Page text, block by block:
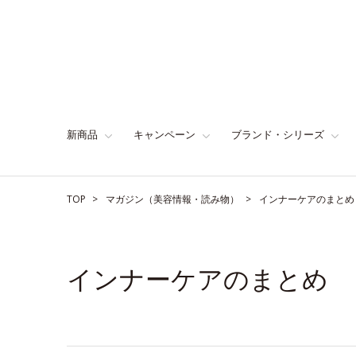
新商品 キャンペーン ブランド・シリーズ
TOP マガジン（美容情報・読み物） インナーケアのまとめ
インナーケアのまとめ